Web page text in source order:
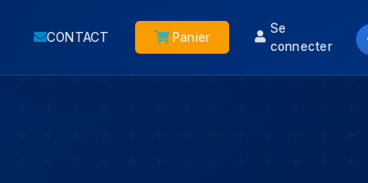
CONTACT Panier
Se
connecter